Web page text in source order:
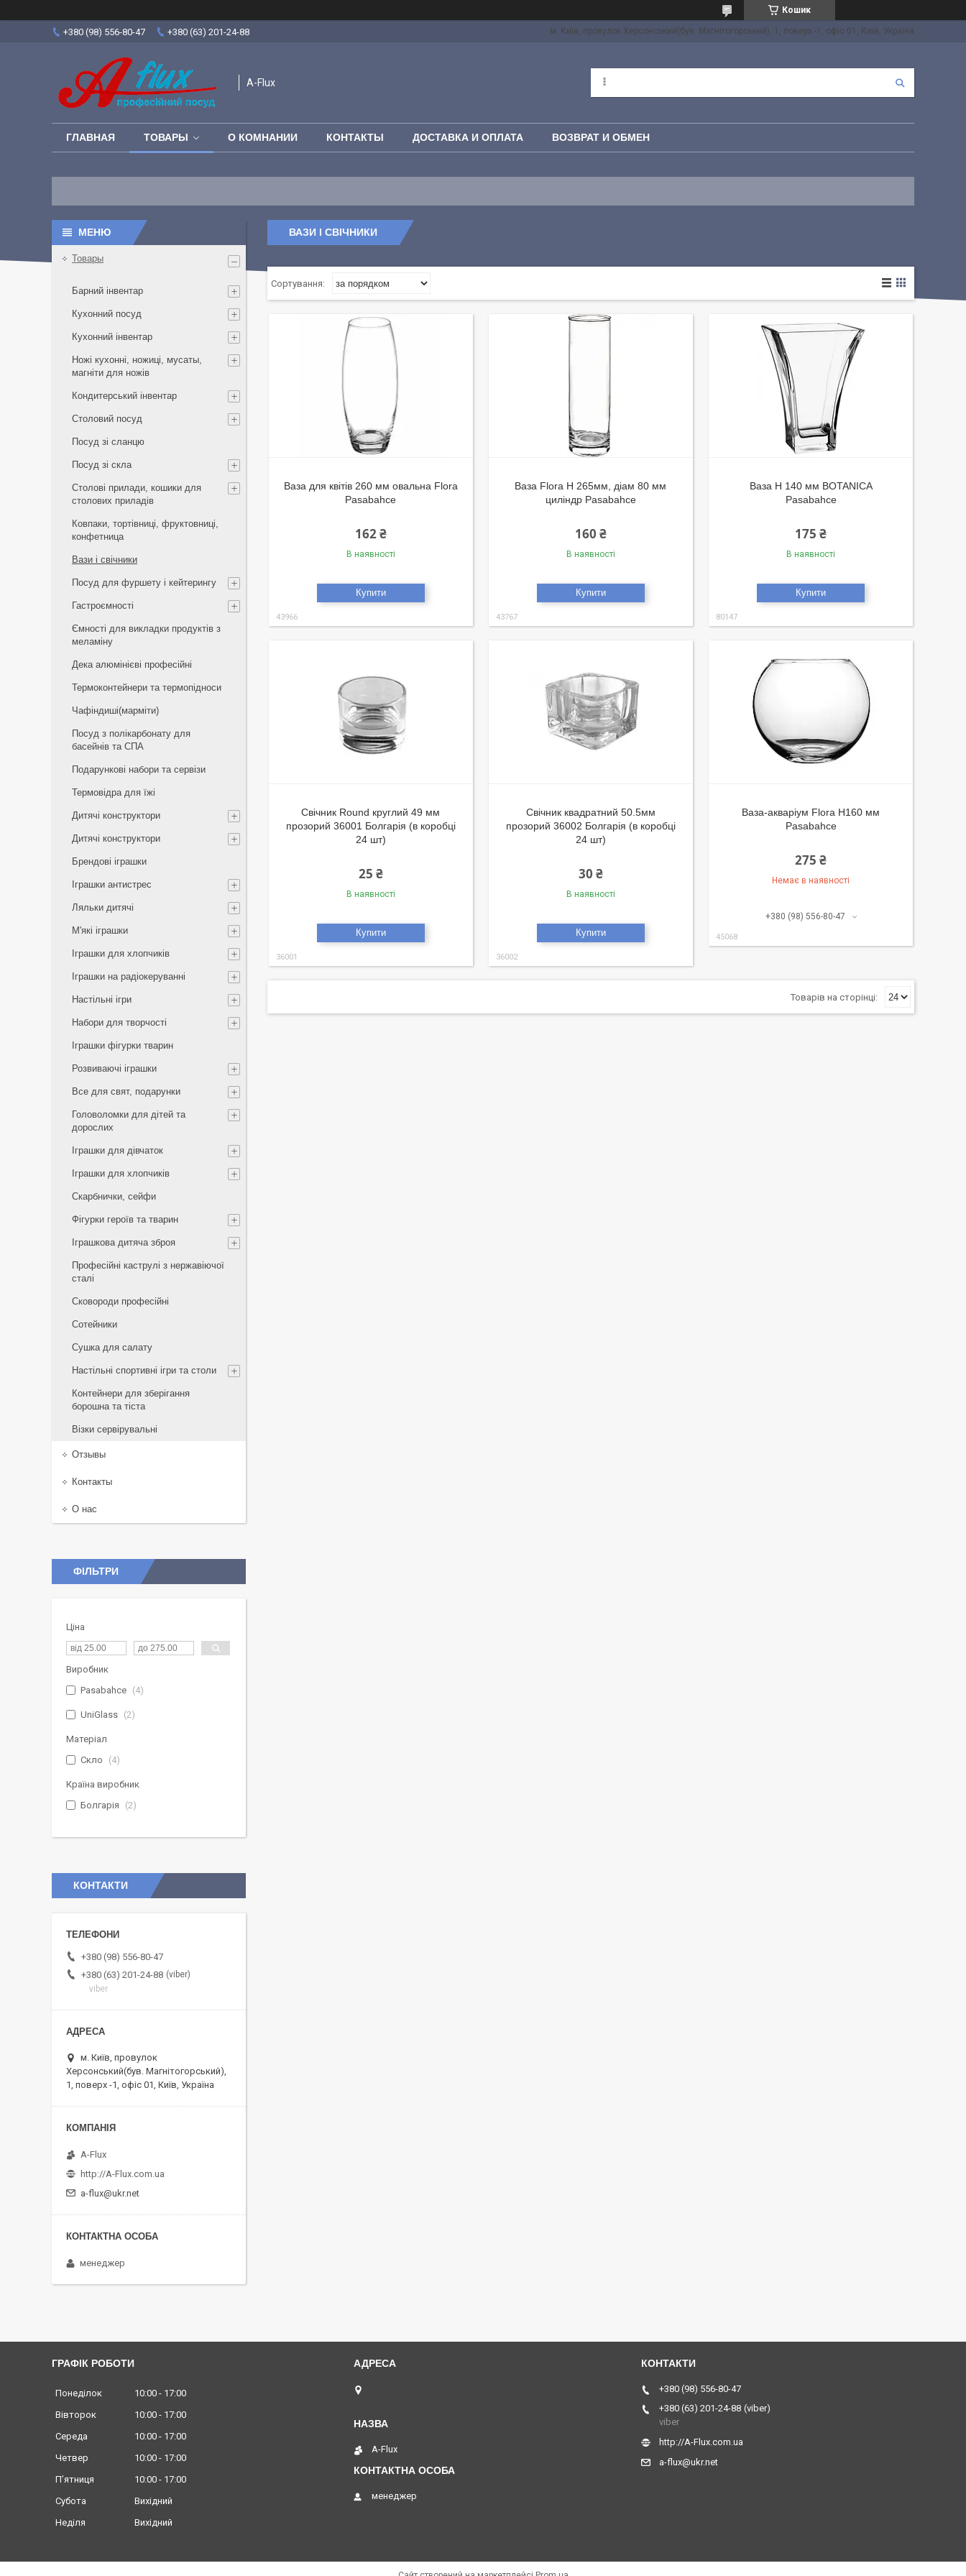
Кошик
+380 (98) 556-80-47 +380 (63) 201-24-88 м. Київ, провулок Херсонський(був. Магнітогорський), 1, поверх -1, офіс 01, Київ, Україна
A-Flux
ГЛАВНАЯ ТОВАРЫ О КОМНАНИИ КОНТАКТЫ ДОСТАВКА И ОПЛАТА ВОЗВРАТ И ОБМЕН
ВАЗИ І СВІЧНИКИ
Ваза для квітів 260 мм овальна Flora
Pasabahce
162 ₴
В наявності
Купити
43966
Ваза Flora Н 265мм, діам 80 мм
циліндр Pasabahce
160 ₴
В наявності
Купити
43767
Ваза Н 140 мм BOTANICA
Pasabahce
175 ₴
В наявності
Купити
80147
Свічник Round круглий 49 мм
прозорий 36001 Болгарія (в коробці
24 шт)
25 ₴
В наявності
Купити
36001
Свічник квадратний 50.5мм
прозорий 36002 Болгарія (в коробці
24 шт)
30 ₴
В наявності
Купити
36002
Ваза-акваріум Flora Н160 мм
Pasabahce
275 ₴
Немає в наявності
+380 (98) 556-80-47
45068
Товары
Барний інвентар
Кухонний посуд
Кухонний інвентар
Ножі кухонні, ножиці, мусаты,
магніти для ножів
Кондитерський інвентар
Столовий посуд
Посуд зі сланцю
Посуд зі скла
Столові прилади, кошики для
столових приладів
Ковпаки, тортівниці, фруктовниці,
конфетница
Вази і свічники
Посуд для фуршету і кейтерингу
Гастроємності
Ємності для викладки продуктів з
меламіну
Дека алюмінієві професійні
Термоконтейнери та термопідноси
Чафіндиші(марміти)
Посуд з полікарбонату для
басейнів та СПА
Подарункові набори та сервізи
Термовідра для їжі
Дитячі конструктори
Дитячі конструктори
Брендові іграшки
Іграшки антистрес
Ляльки дитячі
М'які іграшки
Іграшки для хлопчиків
Іграшки на радіокеруванні
Настільні ігри
Набори для творчості
Іграшки фігурки тварин
Розвиваючі іграшки
Все для свят, подарунки
Головоломки для дітей та
дорослих
Іграшки для дівчаток
Іграшки для хлопчиків
Скарбнички, сейфи
Фігурки героїв та тварин
Іграшкова дитяча зброя
Професійні каструлі з нержавіючої
сталі
Сковороди професійні
Сотейники
Сушка для салату
Настільні спортивні ігри та столи
Контейнери для зберігання
борошна та тіста
Візки сервірувальні
Отзывы
Контакты
О нас
ФІЛЬТРИ
Ціна
Виробник
Pasabahce
4
UniGlass 2
Матеріал
Скло
4
Країна виробник
Болгарія
2
КОНТАКТИ
+380 (98) 556-80-47
+380 (63) 201-24-88 viber
viber
м. Київ, провулок
Херсонський(був. Магнітогорський),
1, поверх -1, офіс 01, Київ, Україна
A-Flux
http://A-Flux.com.ua
a-flux@ukr.net
менеджер
ГРАФІК РОБОТИ
Понеділок 10:00
17:00
Вівторок
10:00
17:00
Середа
10:00
17:00
Четвер
10:00
17:00
Пʼятниця
10:00
17:00
Субота
Вихідний
Неділя
Вихідний
A-Flux
менеджер
+380 (98) 556-80-47
+380 (63) 201-24-88 viber
viber
http://A-Flux.com.ua
a-flux@ukr.net